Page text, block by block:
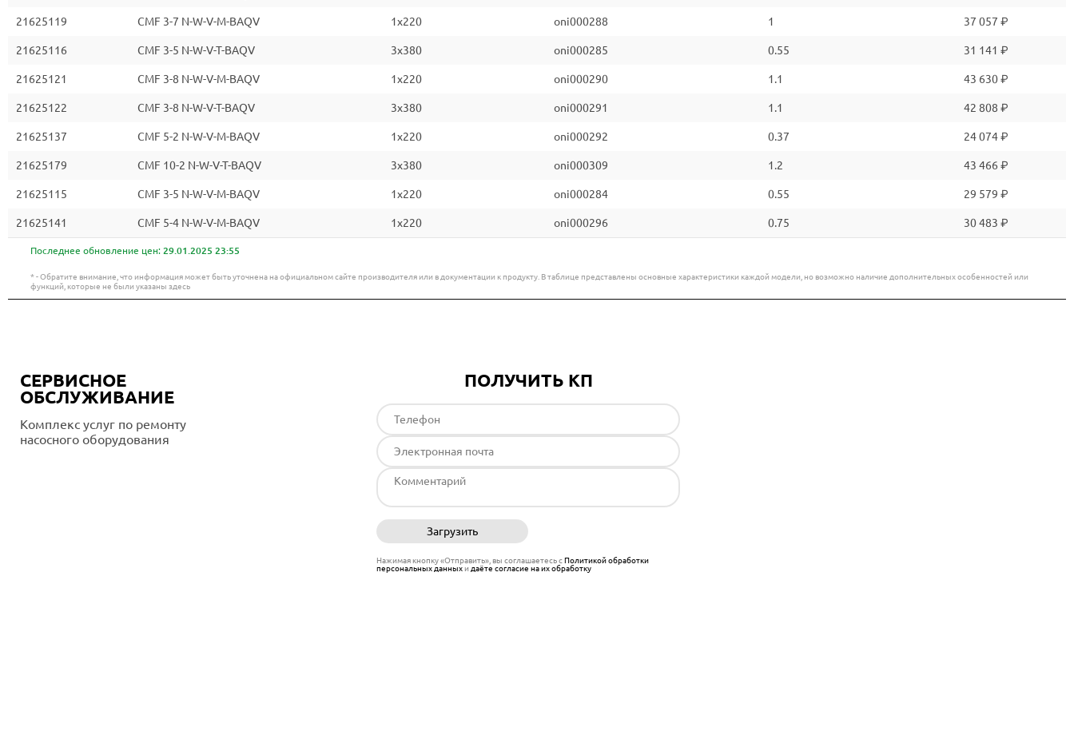
21625119 CMF 3-7 N-W-V-M-BAQV 1x220 oni000288 1 37 057 ₽
21625116 CMF 3-5 N-W-V-T-BAQV 3x380 oni000285 0.55 31 141 ₽
21625121 CMF 3-8 N-W-V-M-BAQV 1x220 oni000290 1.1 43 630 ₽
21625122 CMF 3-8 N-W-V-T-BAQV 3x380 oni000291 1.1 42 808 ₽
21625137 CMF 5-2 N-W-V-M-BAQV 1x220 oni000292 0.37 24 074 ₽
21625179 CMF 10-2 N-W-V-T-BAQV 3x380 oni000309 1.2 43 466 ₽
21625115 CMF 3-5 N-W-V-M-BAQV 1x220 oni000284 0.55 29 579 ₽
21625141 CMF 5-4 N-W-V-M-BAQV 1x220 oni000296 0.75 30 483 ₽
Последнее обновление цен: 29.01.2025 23:55
* - Обратите внимание, что информация может быть уточнена на официальном сайте производителя или в документации к продукту. В таблице представлены основные характеристики каждой модели, но возможно наличие дополнительных особенностей или
функций, которые не были указаны здесь
СЕРВИСНОЕ
ОБСЛУЖИВАНИЕ
Комплекс услуг по ремонту
насосного оборудования
ПОЛУЧИТЬ КП
Загрузить
Нажимая кнопку «Отправить», вы соглашаетесь сПолитикой обработки
персональных данныхи даёте согласие на их обработку